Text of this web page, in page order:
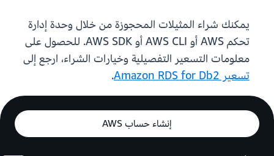
يمكنك شراء المثيلات المحجوزة من خلال وحدة إدارة
تحكم AWS أو AWS CLI أو AWS SDK. للحصول على
معلومات التسعير التفصيلية وخيارات الشراء، ارجع إلى
تسعير Amazon RDS for Db2
.
إنشاء حساب AWS